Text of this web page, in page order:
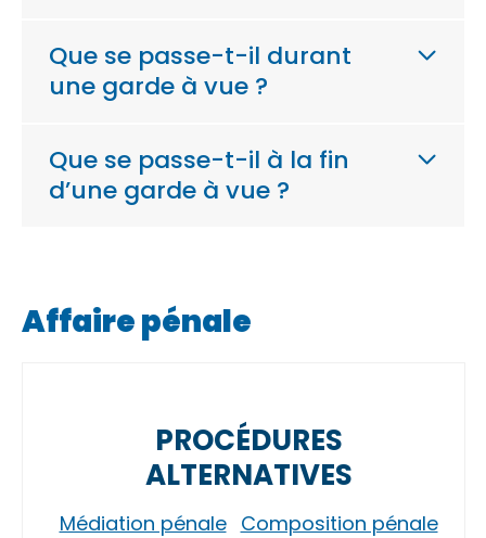
Que se passe-t-il durant
une garde à vue ?
Que se passe-t-il à la fin
d’une garde à vue ?
Affaire pénale
PROCÉDURES
ALTERNATIVES
Médiation pénale Composition pénale